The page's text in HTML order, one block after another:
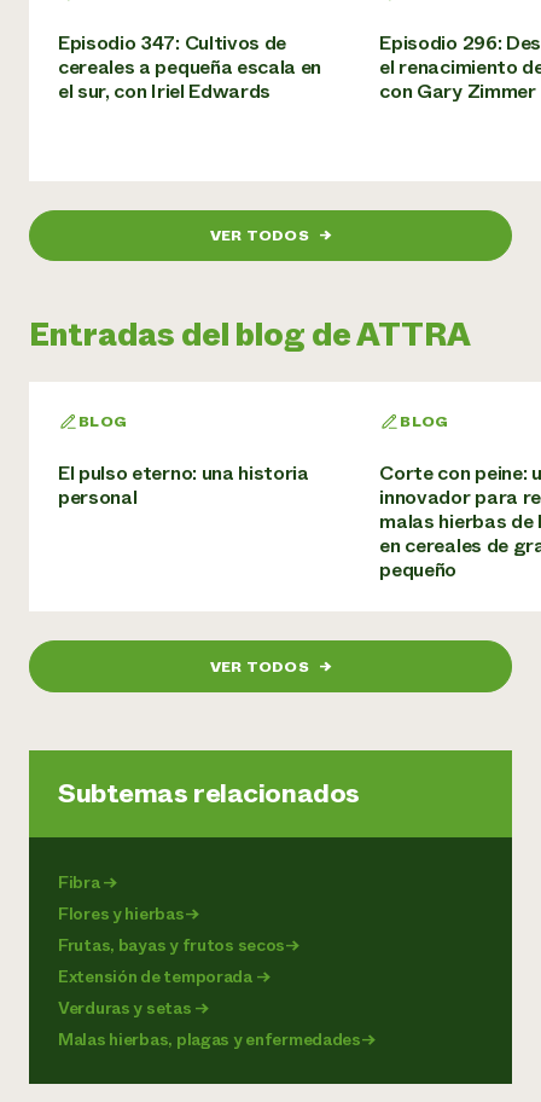
Episodio 347: Cultivos de
cereales a pequeña escala en
el sur, con Iriel Edwards
Episodio 296:
el renacimiento
con Gary Zimmer
VER TODOS →
Entradas del blog de ATTRA
BLOG
El pulso eterno: una historia
personal
BLOG
Corte con peine:
innovador para
malas hierbas de
en cereales de
pequeño
VER TODOS →
Subtemas relacionados
Fibra→
Flores y hierbas→
Frutas, bayas y frutos secos→
Extensión de temporada→
Verduras y setas →
Malas hierbas, plagas y enfermedades→